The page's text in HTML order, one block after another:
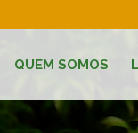
QUEM SOMOS